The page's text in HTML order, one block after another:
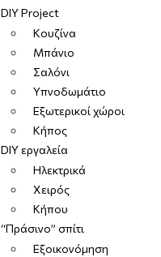
DIY Project
Κουζίνα
Μπάνιο
Σαλόνι
Υπνοδωμάτιο
Εξωτερικοί χώροι
Κήπος
DIY εργαλεία
Ηλεκτρικά
Χειρός
Κήπου
“Πράσινο” σπίτι
Εξοικονόμηση